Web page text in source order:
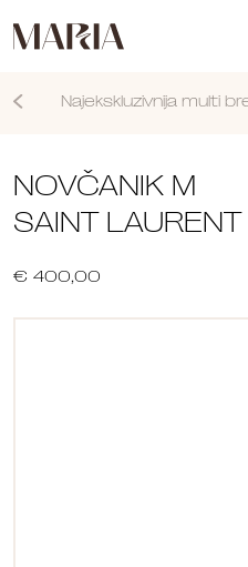
Najekskluzivnija multi
NOVČANIK M
SAINT LAURENT
€ 400,00